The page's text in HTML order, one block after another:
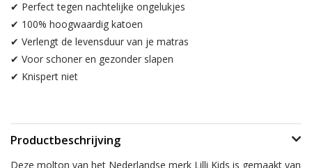
✔ Perfect tegen nachtelijke ongelukjes
✔ 100% hoogwaardig katoen
✔ Verlengt de levensduur van je matras
✔ Voor schoner en gezonder slapen
✔ Knispert niet
Productbeschrijving
Deze molton van het Nederlandse merk Lilli Kids is gemaakt van